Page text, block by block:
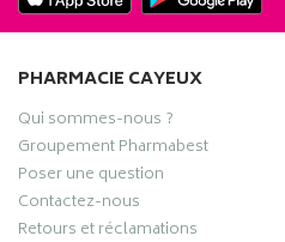
PHARMACIE CAYEUX
Qui sommes-nous ?
Groupement Pharmabest
Poser une question
Contactez-nous
Retours et réclamations